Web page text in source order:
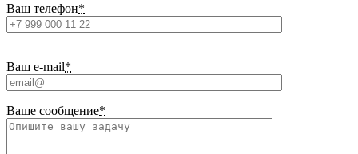
Ваш телефон*
Ваш e-mail*
Ваше сообщение*